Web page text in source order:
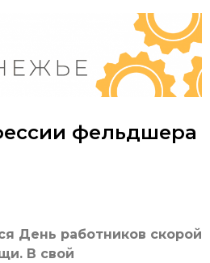
фельдшера
День работников скорой
В свой